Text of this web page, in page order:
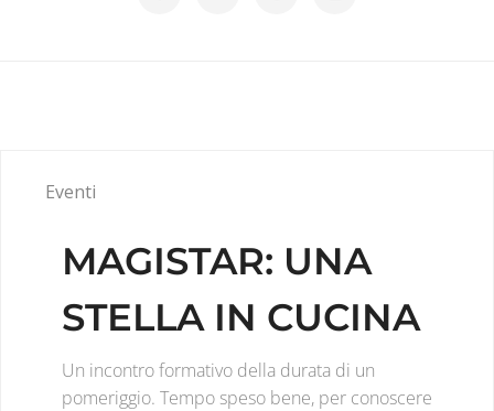
Eventi
MAGISTAR: UNA
STELLA IN CUCINA
Un incontro formativo della durata di un
pomeriggio. Tempo speso bene, per conoscere